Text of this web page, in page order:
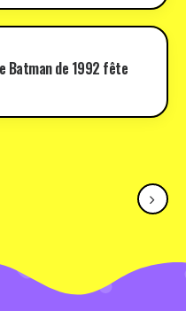
Batman de 1992 fête